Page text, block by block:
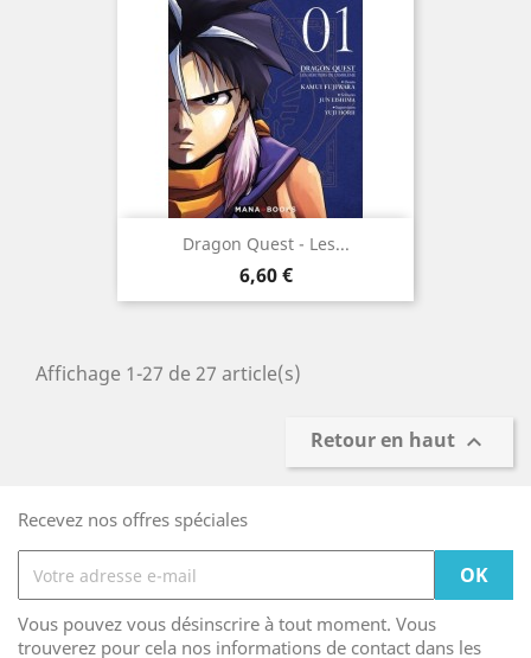
Dragon Quest - Les...
Prix
6,60 €
Affichage 1-27 de 27 article(s)
Retour en haut 
Recevez nos offres spéciales
Vous pouvez vous désinscrire à tout moment. Vous
trouverez pour cela nos informations de contact dans les